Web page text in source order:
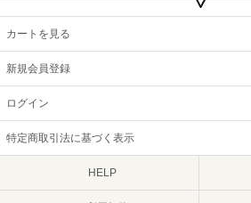
カートを見る
新規会員登録
ログイン
特定商取引法に基づく表示
HELP